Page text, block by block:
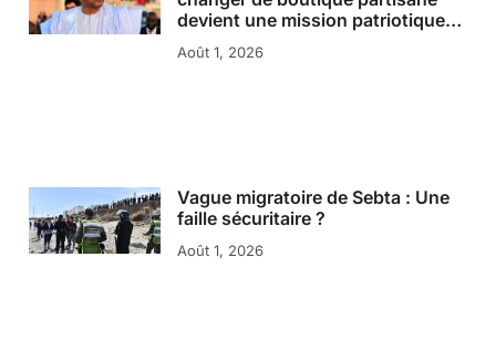
devient une mission patriotique…
Août 1, 2026
Vague migratoire de Sebta : Une
faille sécuritaire ?
Août 1, 2026